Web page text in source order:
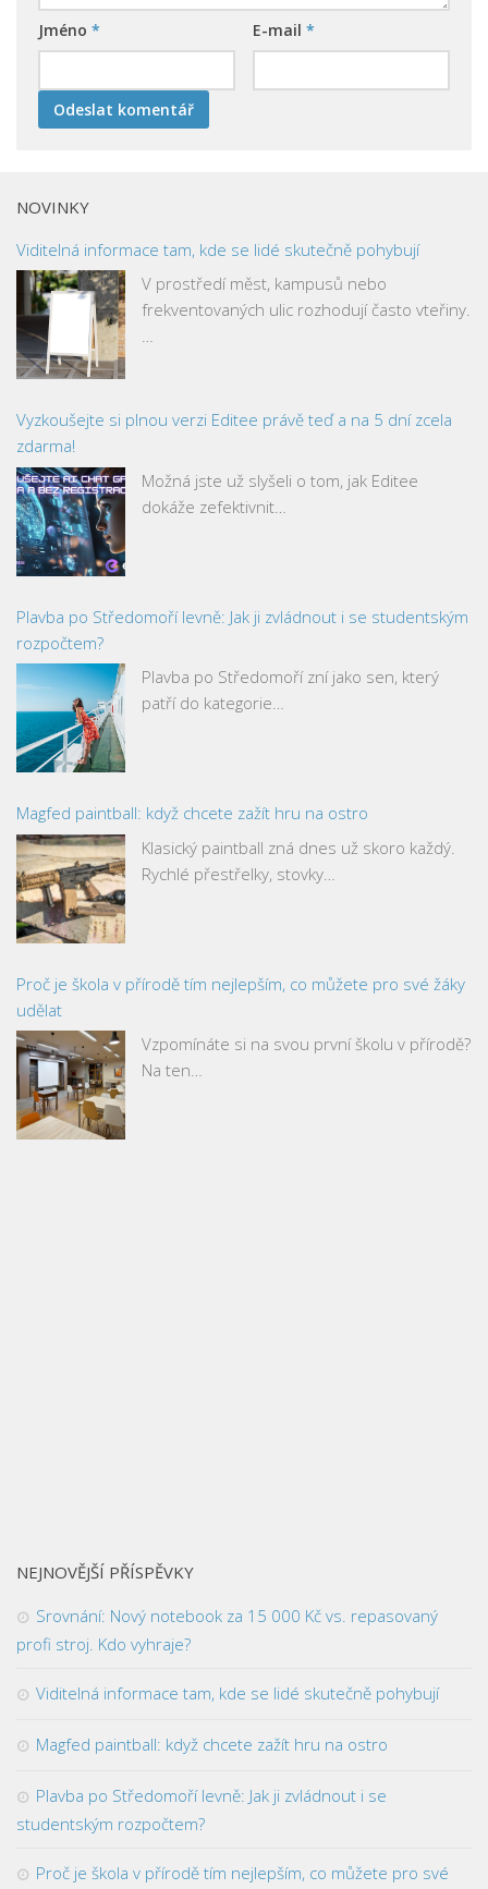
Jméno * E-mail *
NOVINKY
Viditelná informace tam, kde se lidé skutečně pohybují
V prostředí měst, kampusů nebo
frekventovaných ulic rozhodují často vteřiny.
…
Vyzkoušejte si plnou verzi Editee právě teď a na 5 dní zcela
zdarma!
Možná jste už slyšeli o tom, jak Editee
dokáže zefektivnit…
Plavba po Středomoří levně: Jak ji zvládnout i se studentským
rozpočtem?
Plavba po Středomoří zní jako sen, který
patří do kategorie…
Magfed paintball: když chcete zažít hru na ostro
Klasický paintball zná dnes už skoro každý.
Rychlé přestřelky, stovky…
Proč je škola v přírodě tím nejlepším, co můžete pro své žáky
udělat
Vzpomínáte si na svou první školu v přírodě?
Na ten…
NEJNOVĚJŠÍ PŘÍSPĚVKY
Srovnání: Nový notebook za 15 000 Kč vs. repasovaný
profi stroj. Kdo vyhraje?
Viditelná informace tam, kde se lidé skutečně pohybují
Magfed paintball: když chcete zažít hru na ostro
Plavba po Středomoří levně: Jak ji zvládnout i se
studentským rozpočtem?
Proč je škola v přírodě tím nejlepším, co můžete pro své